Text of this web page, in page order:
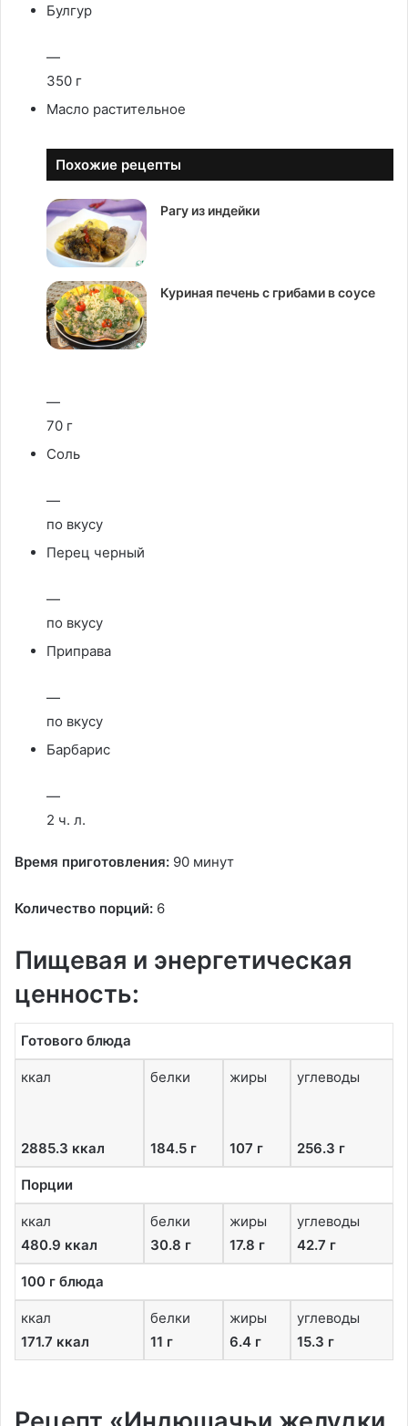
Булгур
—
350 г
Масло растительное
Похожие рецепты
Рагу из индейки
Куриная печень с грибами в соусе
—
70 г
Соль
—
по вкусу
Перец черный
—
по вкусу
Приправа
—
по вкусу
Барбарис
—
2 ч. л.
Время приготовления: 90 минут
Количество порций: 6
Пищевая и энергетическая
ценность:
Готового блюда
ккал
2885.3 ккал
белки
184.5 г
жиры
107 г
углеводы
256.3 г
Порции
ккал
480.9 ккал
белки
30.8 г
жиры
17.8 г
углеводы
42.7 г
100 г блюда
ккал
171.7 ккал
белки
11 г
жиры
6.4 г
углеводы
15.3 г